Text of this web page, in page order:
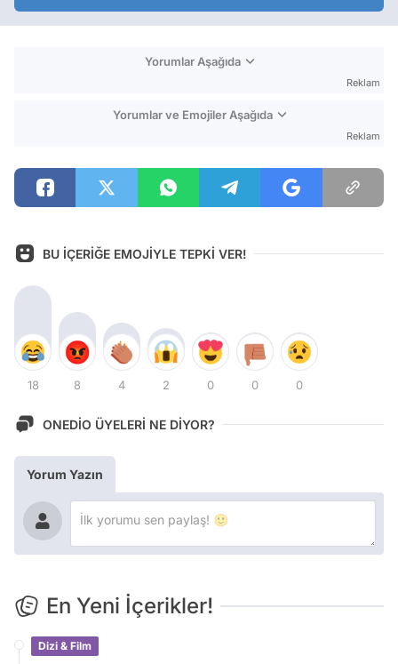
Yorumlar Aşağıda
Reklam
Yorumlar ve Emojiler Aşağıda
Reklam
BU İÇERİĞE EMOJİYLE TEPKİ VER!
18 8 4 2 0 0 0
ONEDİO ÜYELERİ NE DİYOR?
Yorum Yazın
En Yeni İçerikler!
Dizi & Film